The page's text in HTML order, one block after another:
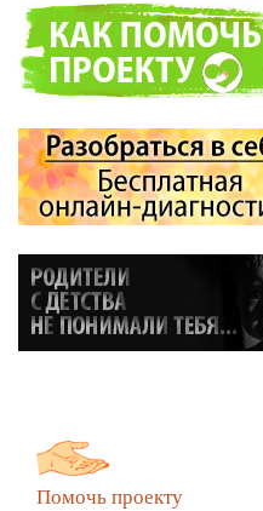
Помочь проекту